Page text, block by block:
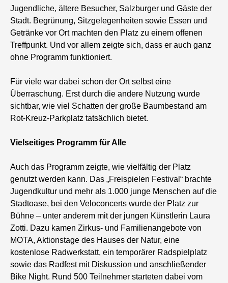
Jugendliche, ältere Besucher, Salzburger und Gäste der
Stadt. Begrünung, Sitzgelegenheiten sowie Essen und
Getränke vor Ort machten den Platz zu einem offenen
Treffpunkt. Und vor allem zeigte sich, dass er auch ganz
ohne Programm funktioniert.
Für viele war dabei schon der Ort selbst eine
Überraschung. Erst durch die andere Nutzung wurde
sichtbar, wie viel Schatten der große Baumbestand am
Rot-Kreuz-Parkplatz tatsächlich bietet.
Vielseitiges Programm für Alle
Auch das Programm zeigte, wie vielfältig der Platz
genutzt werden kann. Das „Freispielen Festival“ brachte
Jugendkultur und mehr als 1.000 junge Menschen auf die
Stadtoase, bei den Veloconcerts wurde der Platz zur
Bühne – unter anderem mit der jungen Künstlerin Laura
Zotti. Dazu kamen Zirkus- und Familienangebote von
MOTA, Aktionstage des Hauses der Natur, eine
kostenlose Radwerkstatt, ein temporärer Radspielplatz
sowie das Radfest mit Diskussion und anschließender
Bike Night. Rund 500 Teilnehmer starteten dabei vom